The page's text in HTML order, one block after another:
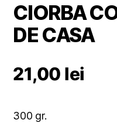
CIORBA
DE CASA
21,00 lei
300 gr.